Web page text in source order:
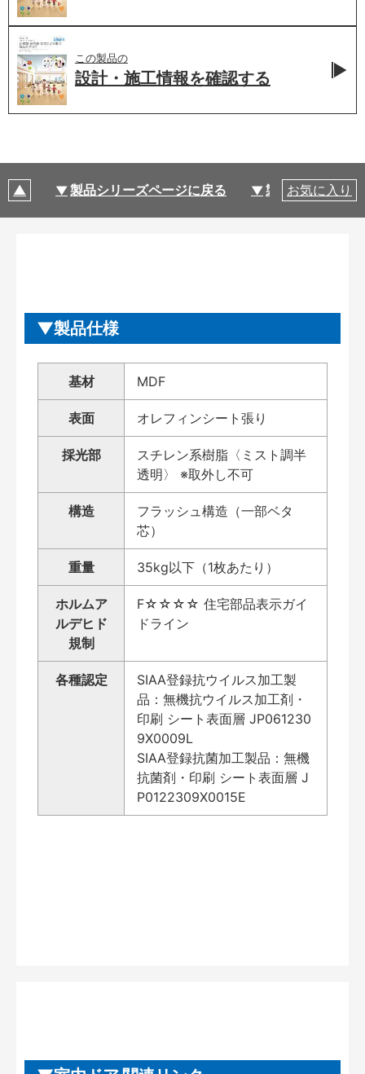
この製品の
設計・施工情報を確認する
製品シリーズページに戻る 製品仕様
お気に入り
製品仕様
基材 MDF
表面 オレフィンシート張り
採光部
スチレン系樹脂〈ミスト調半
透明〉 ※取外し不可
構造
フラッシュ構造（一部ベタ
芯）
重量 35kg以下（1枚あたり）
ホルムア
ルデヒド
規制
F☆☆☆☆ 住宅部品表示ガイ
ドライン
各種認定
SIAA登録抗ウイルス加工製
品：無機抗ウイルス加工剤・
印刷 シート表面層 JP061230
9X0009L
SIAA登録抗菌加工製品：無機
抗菌剤・印刷 シート表面層 J
P0122309X0015E